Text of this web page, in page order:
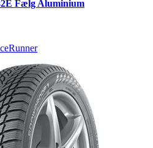
Fælg Aluminium